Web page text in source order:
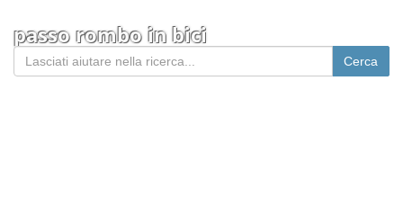
passo rombo in bici